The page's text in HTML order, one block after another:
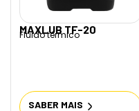
MAXLUB TF-20
Fluido térmico
SABER MAIS